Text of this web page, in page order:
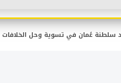
سلطنة عُمان في تسوية وحل الخلافات